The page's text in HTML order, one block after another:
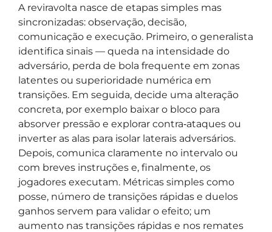
A reviravolta nasce de etapas simples mas
sincronizadas: observação, decisão,
comunicação e execução. Primeiro, o generalista
identifica sinais — queda na intensidade do
adversário, perda de bola frequente em zonas
latentes ou superioridade numérica em
transições. Em seguida, decide uma alteração
concreta, por exemplo baixar o bloco para
absorver pressão e explorar contra‑ataques ou
inverter as alas para isolar laterais adversários.
Depois, comunica claramente no intervalo ou
com breves instruções e, finalmente, os
jogadores executam. Métricas simples como
posse, número de transições rápidas e duelos
ganhos servem para validar o efeito; um
aumento nas transições rápidas e nos remates